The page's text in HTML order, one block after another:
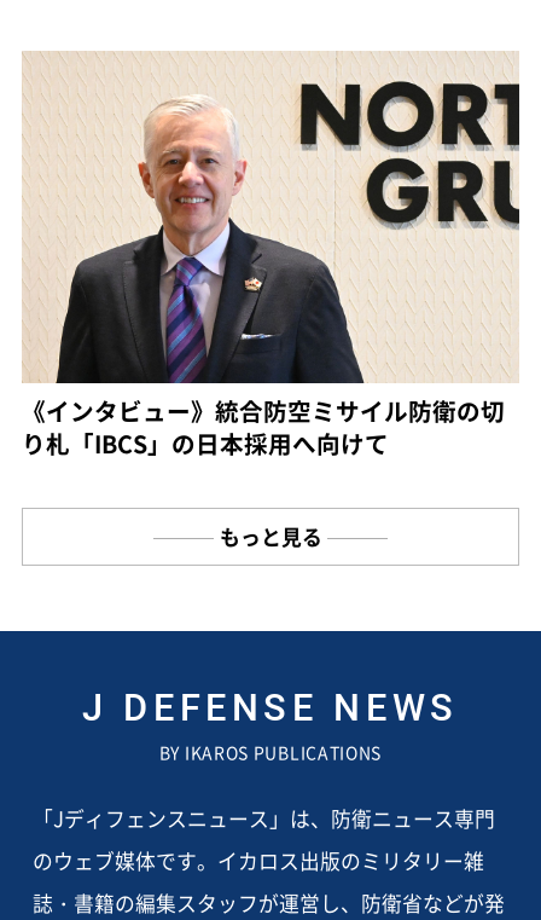
《インタビュー》統合防空ミサイル防衛の切
り札「IBCS」の日本採用へ向けて
もっと見る
J DEFENSE NEWS
BY IKAROS PUBLICATIONS
「Jディフェンスニュース」は、防衛ニュース専門
のウェブ媒体です。イカロス出版のミリタリー雑
誌・書籍の編集スタッフが運営し、防衛省などが発